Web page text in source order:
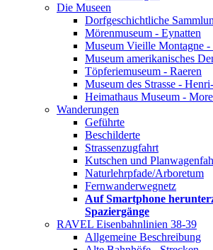
Die Museen
Dorfgeschichtliche
Mörenmuseum - Eynatten
Museum Vieille Montagne
Museum amerikanisches
Töpferiemuseum - Raeren
Museum des Strasse -
Heimathaus Museum -
Wanderungen
Geführte
Beschilderte
Strassenzugfahrt
Kutschen und
Naturlehrpfade/Arboretum
Fernwanderwegnetz
Auf Smartphone
Spaziergänge
RAVEL Eisenbahnlinien 38-39
Allgemeine Beschreibung